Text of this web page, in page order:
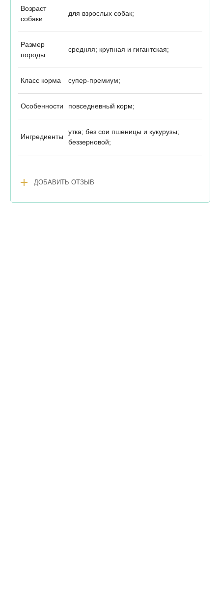
Возраст
собаки
для взрослых собак;
Размер
породы
средняя; крупная и гигантская;
Класс корма супер-премиум;
Особенности повседневный корм;
Ингредиенты
утка; без сои пшеницы и кукурузы;
беззерновой;
add ДОБАВИТЬ ОТЗЫВ